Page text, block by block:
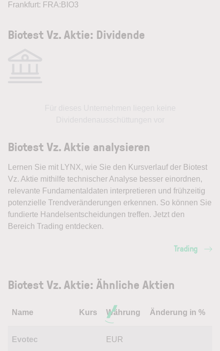
Frankfurt: FRA:BIO3
Biotest Vz. Aktie: Dividende
Biotest Vz. Aktie analysieren
Lernen Sie mit LYNX, wie Sie den Kursverlauf der Biotest
Vz. Aktie mithilfe technischer Analyse besser einordnen,
relevante Fundamentaldaten interpretieren und frühzeitig
potenzielle Trendveränderungen erkennen. So können Sie
fundierte Handelsentscheidungen treffen. Jetzt den
Bereich Trading entdecken.
Trading
Biotest Vz. Aktie: Ähnliche Aktien
Name Kurs Währung Änderung in %
Evotec EUR